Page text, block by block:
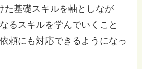
た基礎スキルを軸としなが
るスキルを学んでいくこと
頼にも対応できるようになっ